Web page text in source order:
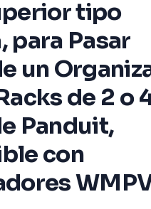
tipo
para Pasar
un
de 2 o
Panduit,
con